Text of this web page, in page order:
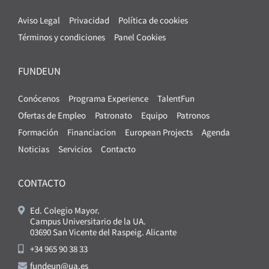
Aviso Legal Privacidad
Política de cookies
Términos y condiciones
Panel Cookies
FUNDEUN
Conócenos Programa Experience
TalentFun
Ofertas de Empleo
Patronato Equipo
Patronos
Formación
Financiacion European Projects
Agenda
Noticias
Servicios Contacto
CONTACTO
Ed. Colegio Mayor.
Campus Universitario de la UA.
03690 San Vicente del Raspeig. Alicante
+34 965 90 38 33
fundeun@ua.es